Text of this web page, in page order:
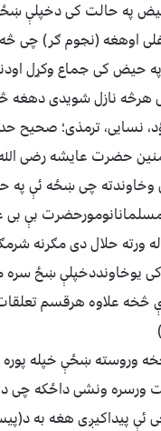
په حالت کی دخپلې
اوهغه (نجوم ګر) چی
حیض کی جماع وکړل
نازل شویدی دهغه
نسایی، ترمذی؛
حضرت عایشه رضی
چی ښځه ئې
بې بی
ورته حلال دی مګرنه
یوخاونددخپلې ښځ سره
څخه علاوه هرقسم
وروسته ښځې خپله
ورسره ونشی داځکه چی
ئې پیداکیږی هغه به